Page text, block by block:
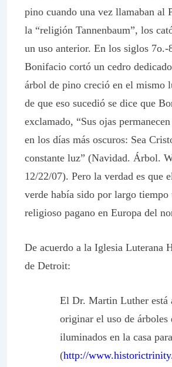
pino cuando una vez llamaban al
la “religión Tannenbaum”, los
un uso anterior. En los siglos 7o.-
Bonifacio cortó un cedro
árbol de pino creció en el mismo
de que eso sucedió se dice que
exclamado, “Sus ojas
en los días más oscuros: Sea
constante luz” (Navidad. Árbol.
12/22/07). Pero la verdad es que
verde había sido por largo
religioso pagano en Europa del
De acuerdo a la Iglesia Luterana
de Detroit:
El Dr. Martin Luther está
originar el uso de árboles
iluminados en la casa
(http://